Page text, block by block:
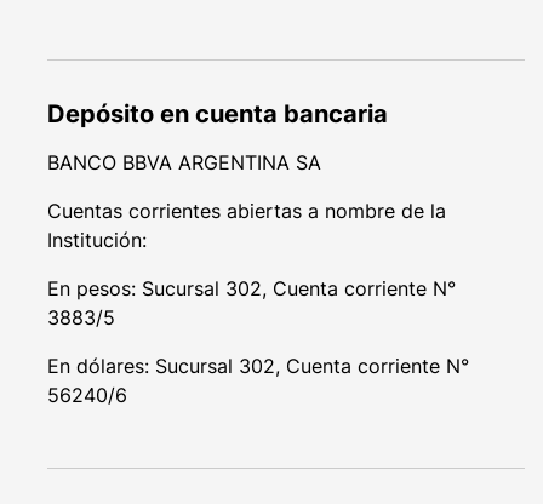
Depósito en cuenta bancaria
BANCO BBVA ARGENTINA SA
Cuentas corrientes abiertas a nombre de la
Institución:
En pesos: Sucursal 302, Cuenta corriente N°
3883/5
En dólares: Sucursal 302, Cuenta corriente N°
56240/6